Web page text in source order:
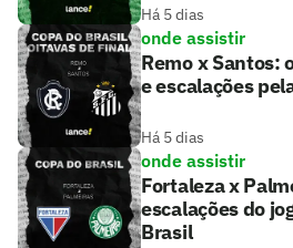
Há 5 dias
onde assistir
Remo x Santos:
e escalações
Há 5 dias
onde assistir
Fortaleza x
escalações do
Brasil